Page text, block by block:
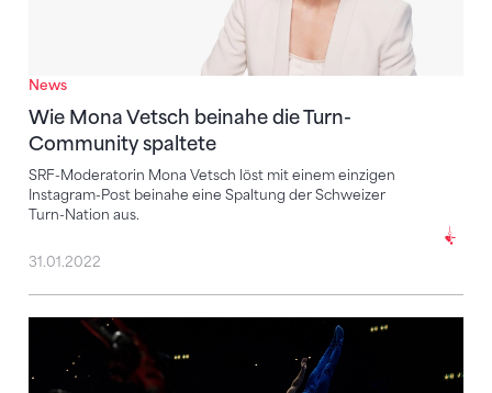
News
Wie Mona Vetsch beinahe die Turn-
Community spaltete
SRF-Moderatorin Mona Vetsch löst mit einem einzigen
Instagram-Post beinahe eine Spaltung der Schweizer
Turn-Nation aus.
31.01.2022
Sieg für russisches Team, Schweiz II überrascht mit